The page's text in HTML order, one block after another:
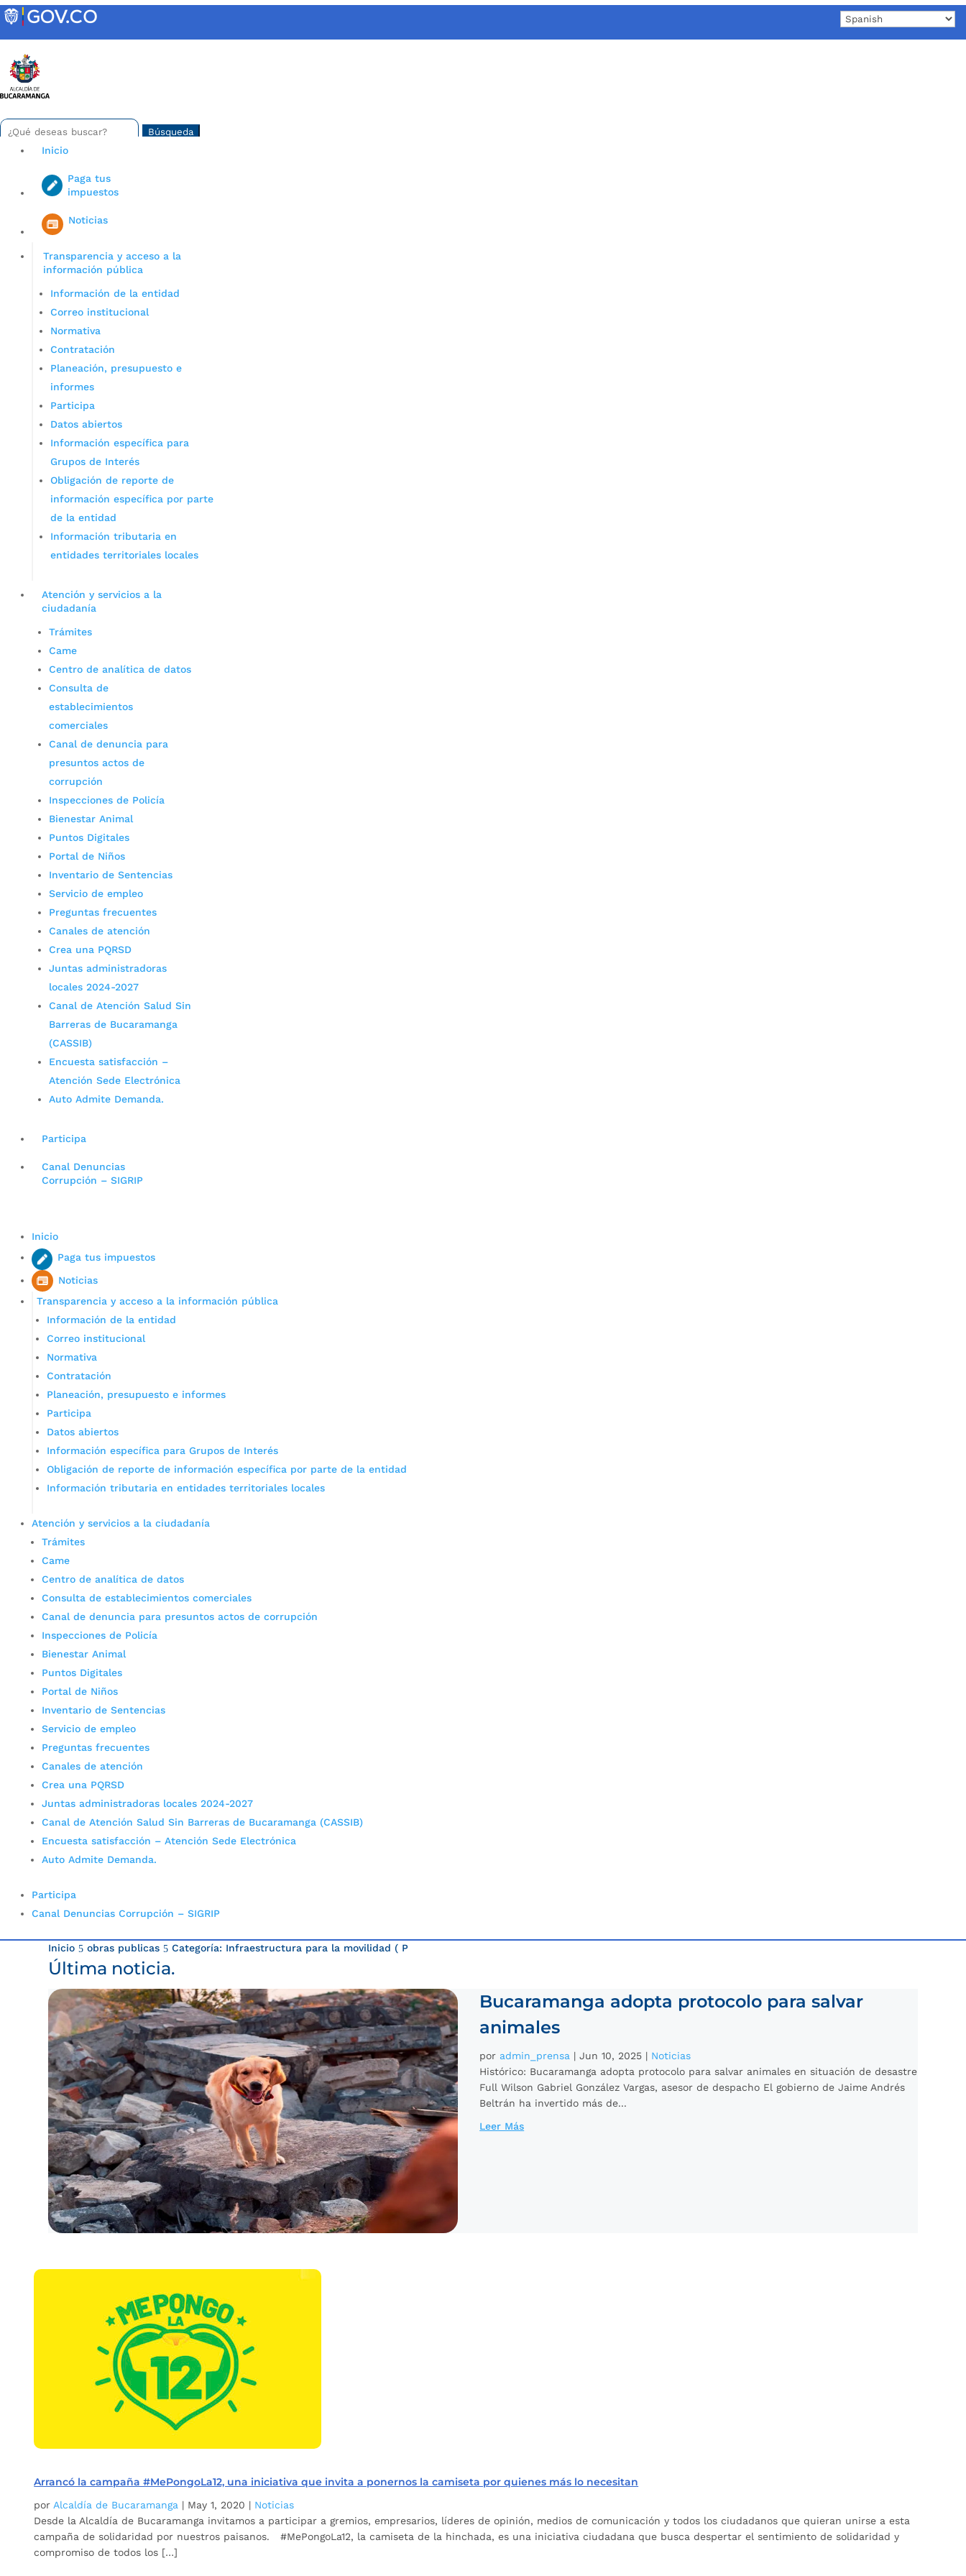
Skip
to
Buscar:
Search
for...
Iniciar sesión en gov co
Inicio
Paga tus
impuestos
Noticias
Transparencia y acceso a la
información pública
Información de la entidad
Correo institucional
Normativa
Contratación
Planeación, presupuesto e
informes
Participa
Datos abiertos
Información específica para
Grupos de Interés
Obligación de reporte de
información específica por parte
de la entidad
Información tributaria en
entidades territoriales locales
Atención y servicios a la
ciudadanía
Trámites
Came
Centro de analítica de datos
Consulta de
establecimientos
comerciales
Canal de denuncia para
presuntos actos de
corrupción
Inspecciones de Policía
Bienestar Animal
Puntos Digitales
Portal de Niños
Inventario de Sentencias
Servicio de empleo
Preguntas frecuentes
Canales de atención
Crea una PQRSD
Juntas administradoras
locales 2024-2027
Canal de Atención Salud Sin
Barreras de Bucaramanga
(CASSIB)
Encuesta satisfacción –
Atención Sede Electrónica
Auto Admite Demanda.
Participa
Canal Denuncias
Corrupción – SIGRIP
Inicio
Paga tus impuestos
Noticias
Transparencia y acceso a la información pública
Información de la entidad
Correo institucional
Normativa
Contratación
Planeación, presupuesto e informes
Participa
Datos abiertos
Información específica para Grupos de Interés
Obligación de reporte de información específica por parte de la entidad
Información tributaria en entidades territoriales locales
Atención y servicios a la ciudadanía
Trámites
Came
Centro de analítica de datos
Consulta de establecimientos comerciales
Canal de denuncia para presuntos actos de corrupción
Inspecciones de Policía
Bienestar Animal
Puntos Digitales
Portal de Niños
Inventario de Sentencias
Servicio de empleo
Preguntas frecuentes
Canales de atención
Crea una PQRSD
Juntas administradoras locales 2024-2027
Canal de Atención Salud Sin Barreras de Bucaramanga (CASSIB)
Encuesta satisfacción – Atención Sede Electrónica
Auto Admite Demanda.
Participa
Canal Denuncias Corrupción – SIGRIP
Inicio 5 obras publicas 5 Categoría: Infraestructura para la movilidad ( Page )
Última noticia.
Bucaramanga adopta protocolo para salvar
animales
por admin_prensa |Jun 10, 2025 | Noticias
Histórico: Bucaramanga adopta protocolo para salvar animales en situación de desastre
Full Wilson Gabriel González Vargas, asesor de despacho El gobierno de Jaime Andrés
Beltrán ha invertido más de...
Leer Más
Arrancó la campaña #MePongoLa12, una iniciativa que invita a ponernos la camiseta por quienes más lo necesitan
por Alcaldía de Bucaramanga | May 1, 2020 | Noticias
Desde la Alcaldía de Bucaramanga invitamos a participar a gremios, empresarios, líderes de opinión, medios de comunicación y todos los ciudadanos que quieran unirse a esta
campaña de solidaridad por nuestros paisanos. #MePongoLa12, la camiseta de la hinchada, es una iniciativa ciudadana que busca despertar el sentimiento de solidaridad y
compromiso de todos los […]